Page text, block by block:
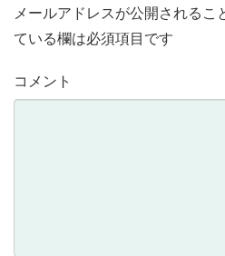
メールアドレスが公開されるこ
ている欄は必須項目です
コメント